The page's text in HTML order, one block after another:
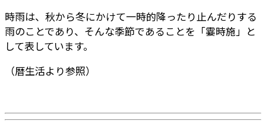
時雨は、秋から冬にかけて一時的降ったり止んだりする
雨のことであり、そんな季節であることを「霎時施」と
して表しています。
（暦生活より参照）